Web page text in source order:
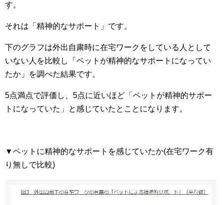
す。
それは「精神的なサポート」です。
下のグラフは外出自粛時に在宅ワークをしている人として
いない人を比較し「ペットが精神的なサポートになってい
たか」を調べた結果です。
5点満点で評価し、5点に近いほど「ペットが精神的サポー
トになっていた」と感じていたとことになります。
▼ペットに精神的なサポートを感じていたか(在宅ワーク有
り無しで比較)